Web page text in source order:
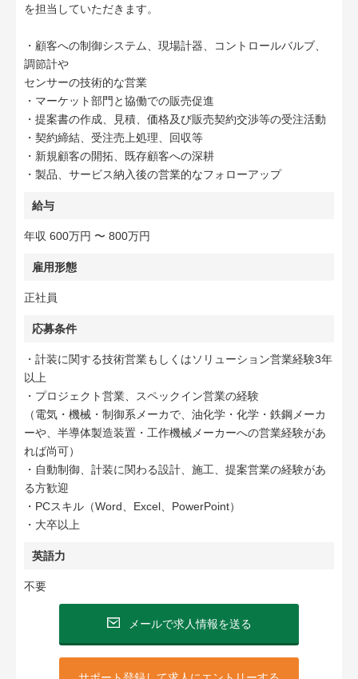
を担当していただきます。
・顧客への制御システム、現場計器、コントロールバルブ、
調節計や
センサーの技術的な営業
・マーケット部門と協働での販売促進
・提案書の作成、見積、価格及び販売契約交渉等の受注活動
・契約締結、受注売上処理、回収等
・新規顧客の開拓、既存顧客への深耕
・製品、サービス納入後の営業的なフォローアップ
給与
年収 600万円 〜 800万円
雇用形態
正社員
応募条件
・計装に関する技術営業もしくはソリューション営業経験3年
以上
・プロジェクト営業、スペックイン営業の経験
（電気・機械・制御系メーカで、油化学・化学・鉄鋼メーカ
ーや、半導体製造装置・工作機械メーカーへの営業経験があ
れば尚可）
・自動制御、計装に関わる設計、施工、提案営業の経験があ
る方歓迎
・PCスキル（Word、Excel、PowerPoint）
・大卒以上
英語力
不要
メールで求人情報を送る